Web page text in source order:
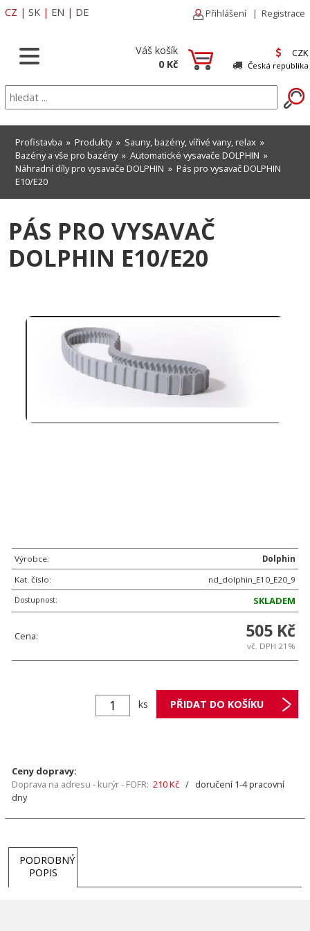
CZ | SK | EN | DE Přihlášení | Registrace
Váš košík
0 Kč
CZK
Česká republika
Profistavba » Produkty» Sauny, bazény, vířivé vany, relax »
Bazény a vše pro bazény» Automatické vysavače DOLPHIN »
Náhradní díly pro vysavače DOLPHIN » Pás pro vysavač DOLPHIN
E10/E20
PÁS PRO VYSAVAČ
DOLPHIN E10/E20
Výrobce:
Dolphin
Kat. číslo:
nd_dolphin_E10_E20_9
Dostupnost:
SKLADEM
Cena: 505 Kč
vč. DPH 21%
ks
Ceny dopravy:
Doprava na adresu - kurýr - FOFR: 210 Kč / doručení 1-4 pracovní
dny
PODROBNÝ
POPIS